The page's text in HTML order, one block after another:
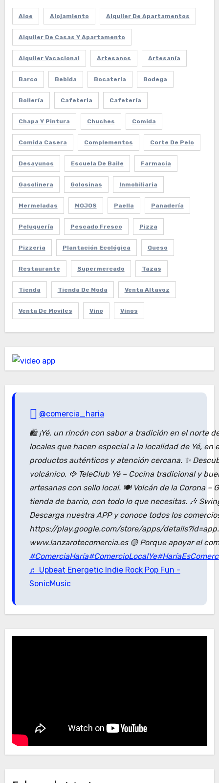
Aloe Alojamiento Alquiler De Apartamentos
Alquiler De Casas Y Apartamento
Alquiler Vacacional Artesanos Artesanía
Barco Bebida Bocateria Bodega
Bollería Cafeteria Cafetería
Chapa Y Pintura Chuches Comida
Comida Casera Complementos Corte De Pelo
Desayunos Escuela De Baile Farmacia
Gasolinera Golosinas Inmobiliaria
Mermeladas MOJOS Paella Panadería
Peluquería Pescado Fresco Pizza
Pizzeria Plantación Ecológica Queso
Restaurante Supermercado Tazas
Tienda Tienda De Moda Venta Altavoz
Venta De Moviles Vino Vinos
@comercia_haria
🛍️ ¡Yé, un rincón con sabor a tradición en el norte
locales que hacen especial a la localidad de Yé,
productos auténticos y atención cercana. ✨
volcánico. 🥘 TeleClub Yé – Cocina tradicional y
artesanas con sello local. 🍽️ Volcán de la Corona –
tienda de barrio, con todo lo que necesitas. 🎶
Descarga nuestra APP y conoce todos los
https://play.google.com/store/apps/
www.lanzarotecomercia.es 🟡 Porque apoyar el
#ComerciaHaría#ComercioLocalYe
♬ Upbeat Energetic Indie Rock Pop Fun -
SonicMusic